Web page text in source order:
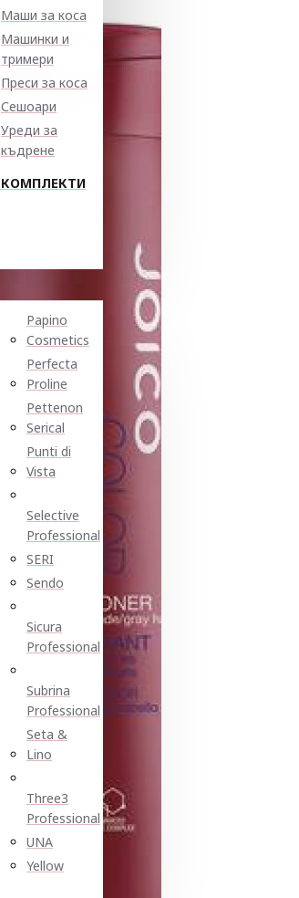
Маши за коса
Машинки и
тримери
Преси за коса
Сешоари
Уреди за
къдрене
КОМПЛЕКТИ
Papino
Cosmetics
Perfecta
Proline
Pettenon
Serical
Punti di
Vista
Selective
Professional
SERI
Sendo
Sicura
Professional
Subrina
Professional
Seta &
Lino
Three3
Professional
UNA
Yellow